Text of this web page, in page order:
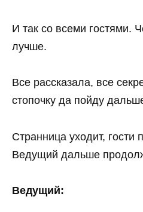
И так со всеми гостями.
лучше.
Все рассказала, все
стопочку да пойду
Странница уходит, гости
Ведущий дальше
Ведущий: